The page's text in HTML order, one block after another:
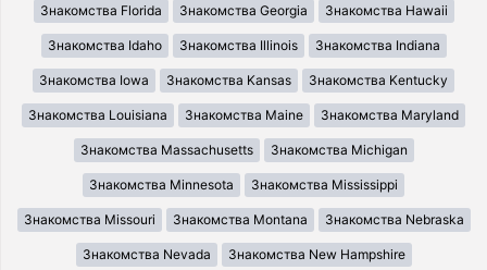
Знакомства Florida Знакомства Georgia Знакомства Hawaii
Знакомства Idaho Знакомства Illinois Знакомства Indiana
Знакомства Iowa Знакомства Kansas Знакомства Kentucky
Знакомства Louisiana Знакомства Maine Знакомства Maryland
Знакомства Massachusetts Знакомства Michigan
Знакомства Minnesota Знакомства Mississippi
Знакомства Missouri Знакомства Montana Знакомства Nebraska
Знакомства Nevada Знакомства New Hampshire